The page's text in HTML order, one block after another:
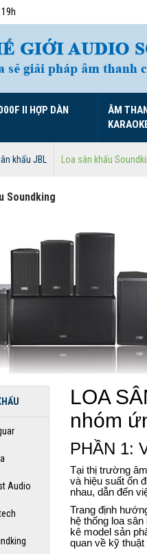
II HỢP DÀN
ÂM
khấu JBL Loa sân khấu
Soundking
Audio
LOA
nhóm
PHẦN 1:
Tại thị trường
và hiệu suất ổn
nhau, dẫn đến
Trang định
hệ thống loa
kê model sản
quan về kỹ